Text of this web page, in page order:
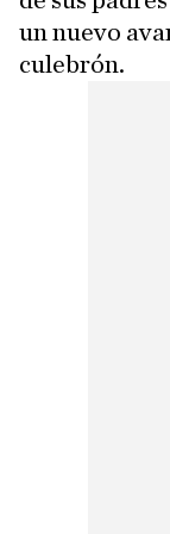
un nuevo
culebrón.